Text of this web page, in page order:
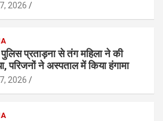
2026
पुलिस प्रताड़ना से तंग महिला ने की
परिजनों ने अस्पताल में किया हंगामा
2026